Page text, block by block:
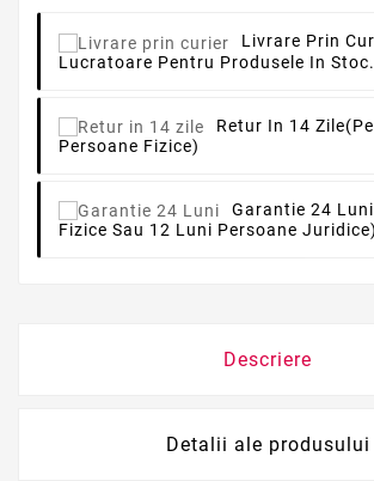
Livrare Prin
Lucratoare Pentru Produsele In Stoc.
Retur In 14 Zile
Persoane Fizice)
Garantie 24 Luni
Fizice Sau 12 Luni Persoane Juridice)
Descriere
Detalii ale produsului